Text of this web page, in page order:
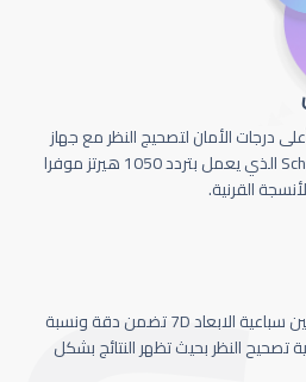
درجات الأمان لتصحيج النظر مع جهاز
Schwind Amaris 1050 الذي يعمل بتردد 1050 هيرتز موفرا
القرنية.
كاميرا تتبع حركة العين سباعية الابعاد 7D تضمن دقة ونسبة
تصحيح النظر بحيث تظهر النتائج بشكل